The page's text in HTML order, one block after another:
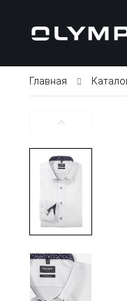
Главная